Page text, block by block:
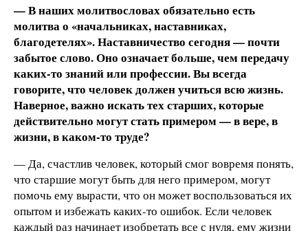
— В наших молитвословах обязательно есть
молитва о «начальниках, наставниках,
благодетелях». Наставничество сегодня — почти
забытое слово. Оно означает больше, чем передачу
каких-то знаний или профессии. Вы всегда
говорите, что человек должен учиться всю жизнь.
Наверное, важно искать тех старших, которые
действительно могут стать примером — в вере, в
жизни, в каком-то труде?
— Да, счастлив человек, который смог вовремя понять,
что старшие могут быть для него примером, могут
помочь ему вырасти, что он может воспользоваться их
опытом и избежать каких-то ошибок. Если человек
каждый раз начинает изобретать все с нуля, ему жизни